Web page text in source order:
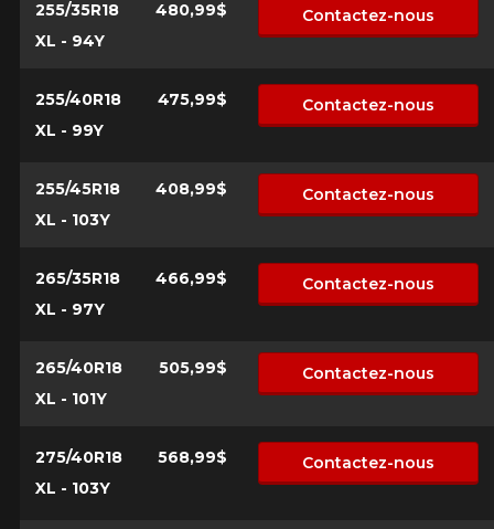
255/35R18
XL - 94Y
480,99$ Contactez-nous
255/40R18
XL - 99Y
475,99$ Contactez-nous
255/45R18
XL - 103Y
408,99$ Contactez-nous
265/35R18
XL - 97Y
466,99$ Contactez-nous
265/40R18
XL - 101Y
505,99$ Contactez-nous
275/40R18
XL - 103Y
568,99$ Contactez-nous